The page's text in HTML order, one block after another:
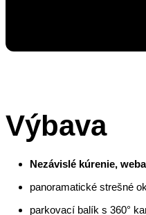
Výbava
Nezávislé kúrenie,